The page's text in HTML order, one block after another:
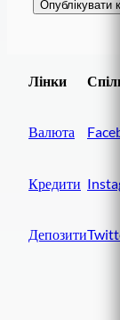
Лінки
Валюта
Кредити
Депозити